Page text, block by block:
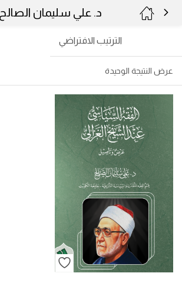
د. علي سليمان الصالح
عرض النتيجة الوحيدة
الترتيب الافتراضي